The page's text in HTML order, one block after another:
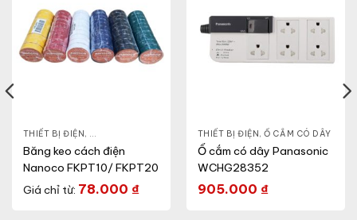
THIẾT BỊ ĐIỆN , BĂNG KEO ĐIỆN
Băng keo cách điện
Nanoco FKPT10/ FKPT20
Giá chỉ từ: 78.000 ₫
THIẾT BỊ ĐIỆN ,Ổ CẮM CÓ DÂY
Ổ cắm có dây Panasonic
WCHG28352
905.000 ₫
ĐÈN THÔNG MINH,ĐÈN TRANG TRÍ THIẾT BỊ CHIẾU SÁNG ,THIẾT BỊ ĐIỆN